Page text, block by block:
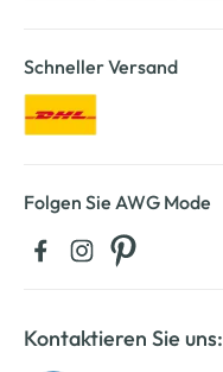
Schneller Versand
Folgen Sie AWG Mode
Kontaktieren Sie uns: